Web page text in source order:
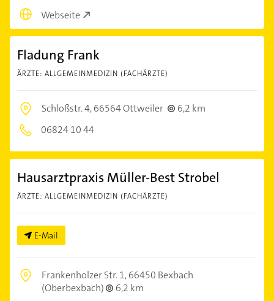
Webseite
Fladung Frank
ÄRZTE: ALLGEMEINMEDIZIN (FACHÄRZTE)
Schloßstr. 4,66564 Ottweiler
6,2 km
06824 10 44
Hausarztpraxis Müller-Best Strobel
ÄRZTE: ALLGEMEINMEDIZIN (FACHÄRZTE)
E-Mail
Frankenholzer Str. 1,66450 Bexbach
(Oberbexbach)
6,2 km